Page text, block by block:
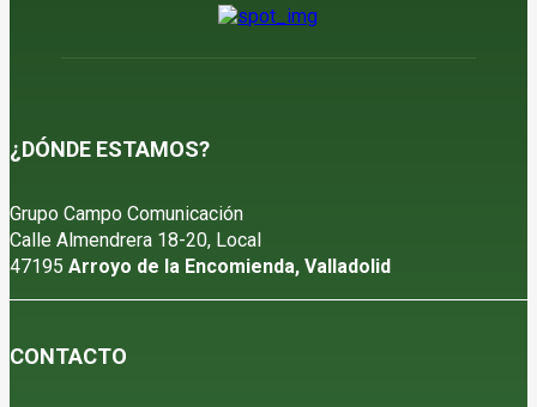
¿DÓNDE ESTAMOS?
Grupo Campo Comunicación
Calle Almendrera 18-20, Local
47195 Arroyo de la Encomienda, Valladolid
CONTACTO